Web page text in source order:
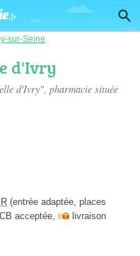
sur-Seine
d'Ivry
d'Ivry", pharmacie située
(entrée adaptée, places
CB acceptée, livraison